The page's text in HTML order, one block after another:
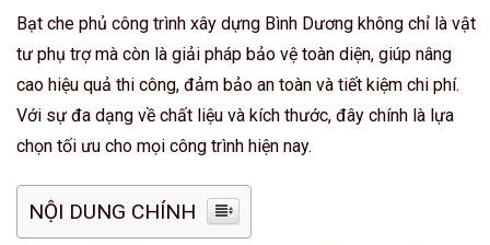
Bạt che phủ công trình xây dựng Bình Dương không chỉ là vật
tư phụ trợ mà còn là giải pháp bảo vệ toàn diện, giúp nâng
cao hiệu quả thi công, đảm bảo an toàn và tiết kiệm chi phí.
Với sự đa dạng về chất liệu và kích thước, đây chính là lựa
chọn tối ưu cho mọi công trình hiện nay.
NỘI DUNG CHÍNH